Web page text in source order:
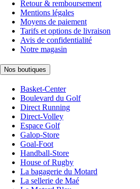
Retour & remboursement
Mentions légales
Moyens de paiement
Tarifs et options de livraison
Avis de confidentialité
Notre magasin
Nos boutiques
Basket-Center
Boulevard du Golf
Direct Running
Direct-Volley
Espace Golf
Galop-Store
Goal-Foot
Handball-Store
House of Rugby
La bagagerie du Motard
La sellerie de Maé